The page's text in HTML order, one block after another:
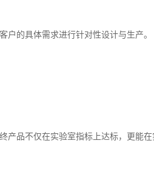
户的具体需求进行针对性设计与生产。
产品不仅在实验室指标上达标，更能在